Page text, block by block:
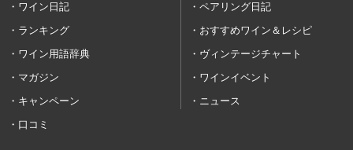
ワイン日記
ペアリング日記
ランキング
おすすめワイン＆レシピ
ワイン用語辞典
ヴィンテージチャート
マガジン
ワインイベント
キャンペーン
ニュース
口コミ